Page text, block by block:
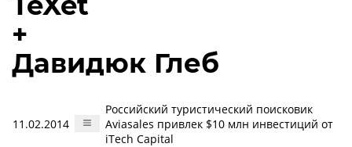
+
Давидюк Глеб
11.02.2014
Российский туристический поисковик
Aviasales привлек $10 млн инвестиций от
iTech Capital